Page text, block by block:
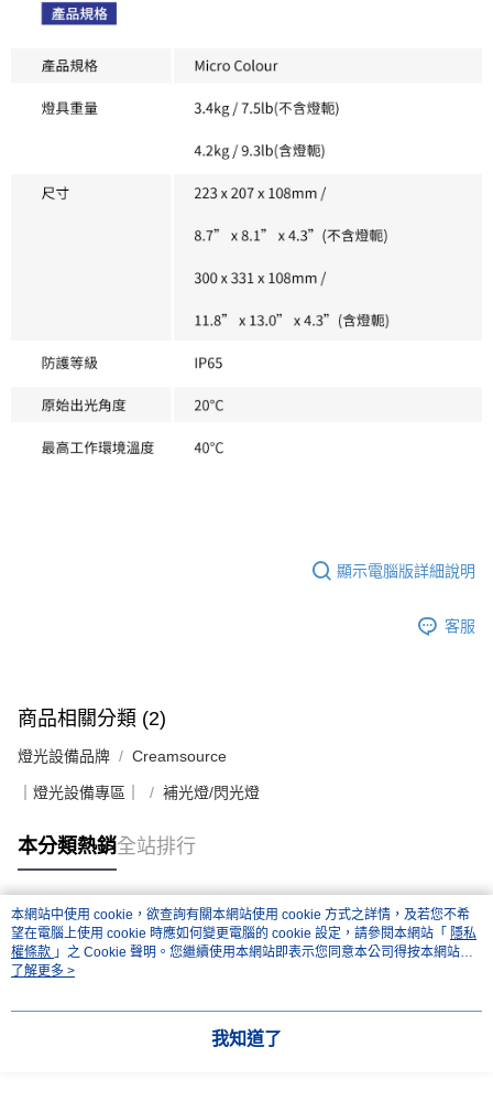
顯示電腦版詳細說明
客服
商品相關分類 (2)
燈光設備品牌 Creamsource
｜燈光設備專區｜ 補光燈/閃光燈
本分類熱銷全站排行
熱門標籤
本網站中使用 cookie，欲查詢有關本網站使用 cookie 方式之詳情，及若您不希
望在電腦上使用 cookie 時應如何變更電腦的 cookie 設定，請參閱本網站「 隱私
權條款 」之 Cookie 聲明。您繼續使用本網站即表示您同意本公司得按本網站使
用條款之 Cookie 聲明使用 cookie。
了解更多 >
我知道了